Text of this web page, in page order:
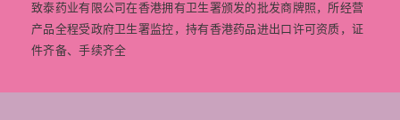
致泰药业有限公司在香港拥有卫生署颁发的批发商牌照，所经营
产品全程受政府卫生署监控，持有香港药品进出口许可资质，证
件齐备、手续齐全